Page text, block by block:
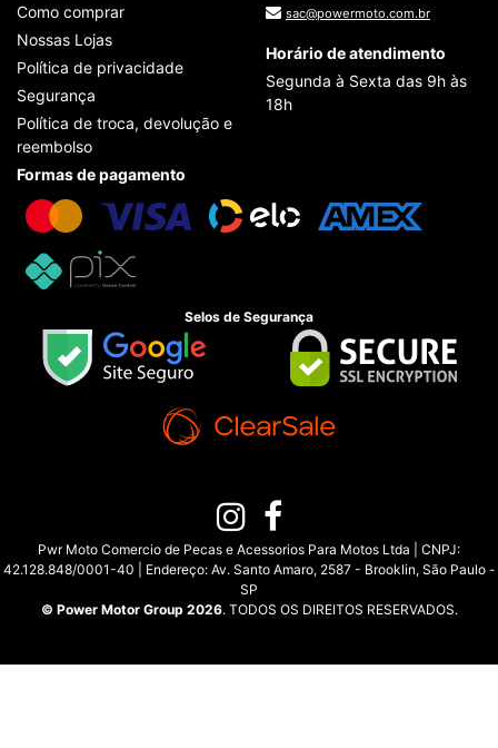
Como comprar
Nossas Lojas
Política de privacidade
Segurança
Política de troca, devolução e
reembolso
sac@powermoto.com.br
Horário de atendimento
Segunda à Sexta das 9h às
18h
Formas de pagamento
Selos de Segurança
Pwr Moto Comercio de Pecas e Acessorios Para Motos Ltda | CNPJ:
42.128.848/0001-40 | Endereço: Av. Santo Amaro, 2587 - Brooklin, São Paulo -
SP
© Power Motor Group 2026. TODOS OS DIREITOS RESERVADOS.